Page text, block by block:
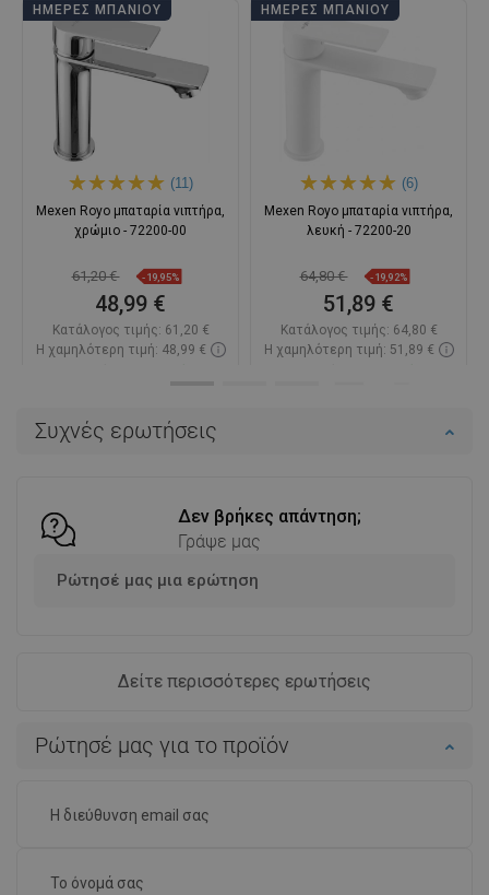
Συχνές ερωτήσεις
Δεν βρήκες απάντηση;
Γράψε μας
Ρώτησέ μας μια ερώτηση
Δείτε περισσότερες ερωτήσεις
Ρώτησέ μας για το προϊόν
ΗΜΈΡΕΣ ΜΠΆΝΙΟΥ
(11)
Mexen Royo μπαταρία νιπτήρα,
χρώμιο - 72200-00
61,20 € -19,95%
48,99 €
Κατάλογος τιμής: 61,20 €
Η χαμηλότερη τιμή: 48,99 €
ΗΜΈΡΕΣ ΜΠΆΝΙΟΥ
(6)
Mexen Royo μπαταρία νιπτήρα,
λευκή - 72200-20
64,80 € -19,92%
51,89 €
Κατάλογος τιμής: 64,80 €
Η χαμηλότερη τιμή: 51,89 €